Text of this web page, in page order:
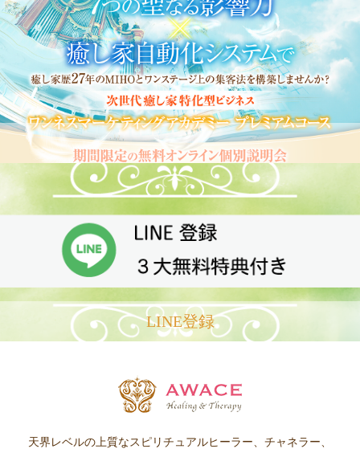
LINE登録
天界レベルの上質なスピリチュアルヒーラー、チャネラー、